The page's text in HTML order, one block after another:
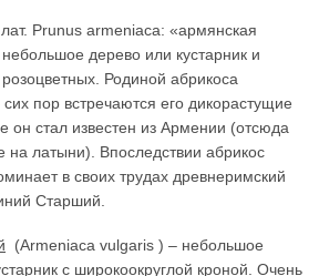
Prunus armeniaca: «армянская
дерево или кустарник и
Родиной абрикоса
пор встречаются его дикорастущие
он стал известен из Армении (отсюда
на латыни). Впоследствии абрикос
в своих трудах древнеримский
Старший.
(Armeniaca vulgaris ) – небольшое
с широкоокруглой кроной. Очень